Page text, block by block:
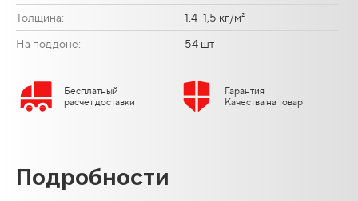
Толщина: 1,4–1,5 кг/м²
На поддоне: 54 шт
Бесплатный
расчет доставки
Гарантия
Качества на товар
Подробности